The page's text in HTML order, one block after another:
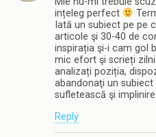
ințeleg perfect
Iată un subiect pe pe
articole şi 30-40 de
inspirația şi-i cam gol
mic efort şi scrieți
analizați poziția,
abandonaţi un
sufletească şi
Reply